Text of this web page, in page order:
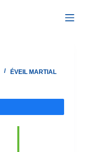
ÉVEIL MARTIAL